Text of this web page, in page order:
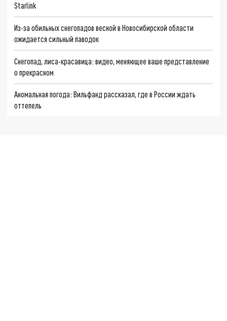
Starlink
Из-за обильных снегопадов весной в Новосибирской области
ожидается сильный паводок
Снегопад, лиса-красавица: видео, меняющее ваше представление
о прекрасном
Аномальная погода: Вильфанд рассказал, где в России ждать
оттепель